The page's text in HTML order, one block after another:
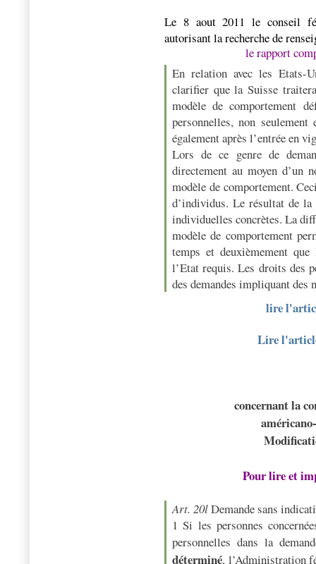
Le 8 aout 2011 le conseil
autorisant la recherche de
le rapport
En relation avec les Etats-
clarifier que la Suisse
modèle de comportement
personnelles, non
également après l’entrée en
Lors de ce genre de
directement au moyen d’un
modèle de comportement.
d’individus. Le résultat de la
individuelles concrètes. La
modèle de comportement
temps et deuxièmement
l’Etat requis. Les droits des
des demandes impliquant des
lire
Lire
concernant la
Pour lire et
Art. 20lDemande sans
1 Si les personnes
personnelles dans la
déterminé, l’Administration